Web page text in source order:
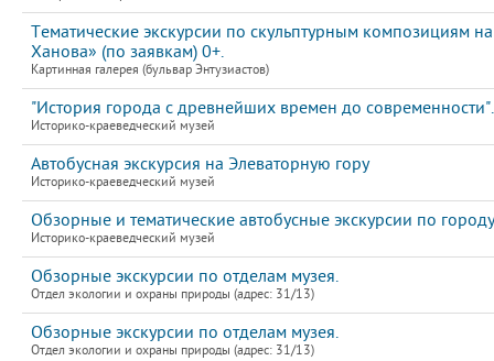
Тематические экскурсии по скульптурным композициям
Ханова» (по заявкам) 0+.
Картинная галерея (бульвар Энтузиастов)
"История города с древнейших времен до современности".
Историко-краеведческий музей
Автобусная экскурсия на Элеваторную гору
Историко-краеведческий музей
Обзорные и тематические автобусные экскурсии по городу
Историко-краеведческий музей
Обзорные экскурсии по отделам музея.
Отдел экологии и охраны природы (адрес: 31/13)
Обзорные экскурсии по отделам музея.
Отдел экологии и охраны природы (адрес: 31/13)